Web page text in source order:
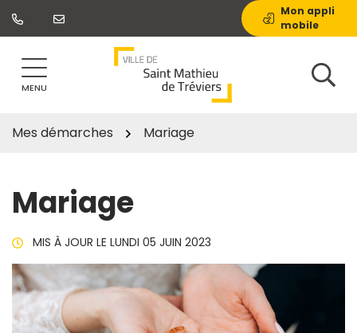
Aller
Mon appli
mobile
MENU
Mes démarches Mariage
Mariage
MIS À JOUR LE LUNDI 05 JUIN 2023